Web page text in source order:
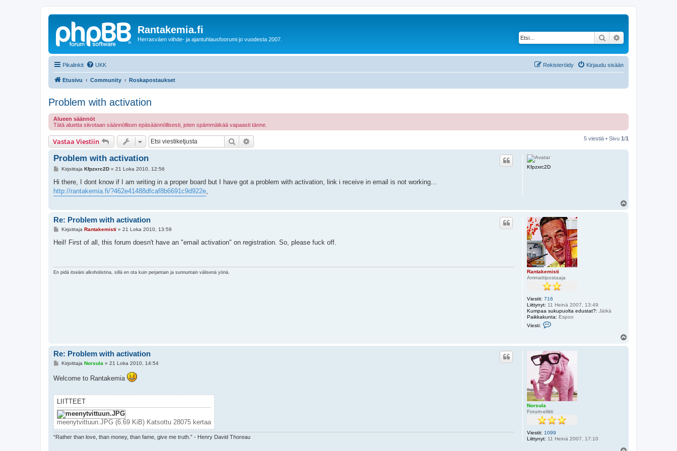
Rantakemia.fi
Herrasväen viihde- ja ajantuhlausfoorumi jo vuodesta 2007. Etsi
Pikalinkit UKK Kirjaudu sisään
Rekisteröidy
Etusivu Community Roskapostaukset
Problem with activation
Alueen säännöt
Tätä aluetta siivotaan säännöllisen epäsäännöllisesti, joten spämmätkää vapaasti tänne.
Vastaa Viestiin Etsi 5 viestiä • Sivu 1/1
Kfpzxrc2D
Problem with activation
V
e
t
Kirjoittaja Kfpzxrc2D» 21 Loka 2010, 12:56
Hi there, I dont know if I am writing in a proper board but I have got a problem with activation, link i receive in email is not working...
http://rantakemia.fi/?462e41488dfcaf8b6691c9d922e
Rantakemisti
Ammattipostaaja
Viestit: 716
Liittynyt: 11 Heinä 2007, 13:49
Kumpaa sukupuolta edustat?: Jätkä
Paikkakunta: Espoo
Viesti:
t
i
R
a
n
t
a
k
e
m
s
t
i
Re: Problem with activation
V
e
Kirjoittaja Rantakemisti » 21 Loka 2010, 13:59
Heil! First of all, this forum doesn't have an "email activation" on registration. So, please fuck off.
En pidä itseäni alkoholistina, sillä en ota kuin perjantain ja sunnuntain välisenä yönä.
Norsula
Forum-eliitti
Viestit: 1099
Liittynyt: 11 Heinä 2007, 17:10
Re: Problem with activation
V
e
s
Kirjoittaja Norsula » 21 Loka 2010, 14:54
Welcome to Rantakemia
LIITTEET
meenytvittuun.JPG (6.69 KiB) Katsottu 28075 kertaa
“Rather than love, than money, than fame, give me truth.” - Henry David Thoreau